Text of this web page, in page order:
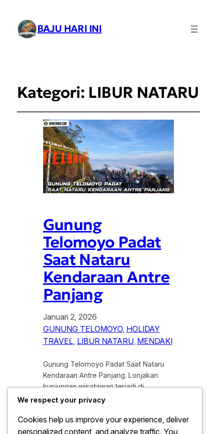
BAJU HARI INI
Kategori: LIBUR NATARU
Gunung
Telomoyo Padat
Saat Nataru
Kendaraan Antre
Panjang
Januari 2, 2026
GUNUNG TELOMOYO, HOLIDAY
TRAVEL, LIBUR NATARU, MENDAKI
Gunung Telomoyo Padat Saat Nataru
Kendaraan Antre Panjang. Lonjakan
kunjungan wisatawan terjadi di
kawasan Gunung Telomoyo, Jawa
Baru (Nataru). Destinasi wisata alam
yang terkenal dengan panorama
We respect your privacy
Cookies help us improve your experience, deliver
personalized content, and analyze traffic. You